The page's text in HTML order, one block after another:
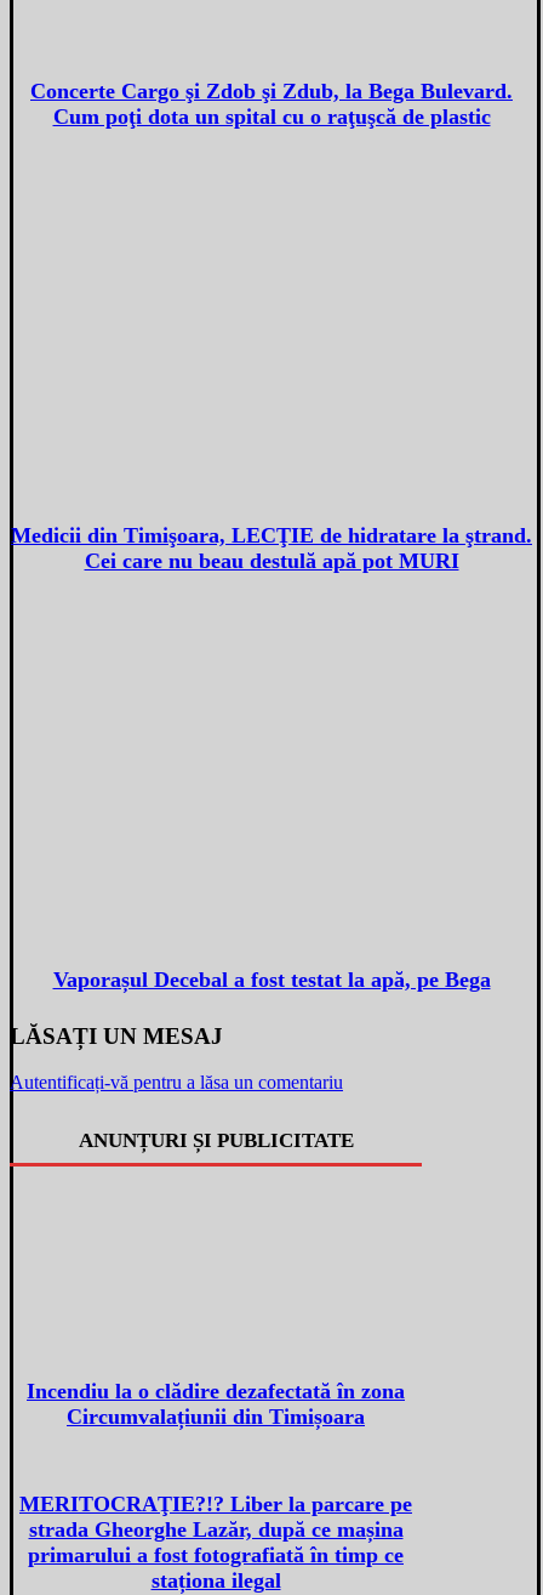
Concerte Cargo şi Zdob şi Zdub, la Bega Bulevard.
Cum poţi dota un spital cu o raţuşcă de plastic
Medicii din Timişoara, LECŢIE de hidratare la ştrand.
Cei care nu beau destulă apă pot MURI
Vaporașul Decebal a fost testat la apă, pe Bega
LĂSAȚI UN MESAJ
Autentificați-vă pentru a lăsa un comentariu
ANUNȚURI ȘI PUBLICITATE
Incendiu la o clădire dezafectată în zona
Circumvalațiunii din Timișoara
MERITOCRAŢIE?!? Liber la parcare pe
strada Gheorghe Lazăr, după ce mașina
primarului a fost fotografiată în timp ce
staționa ilegal